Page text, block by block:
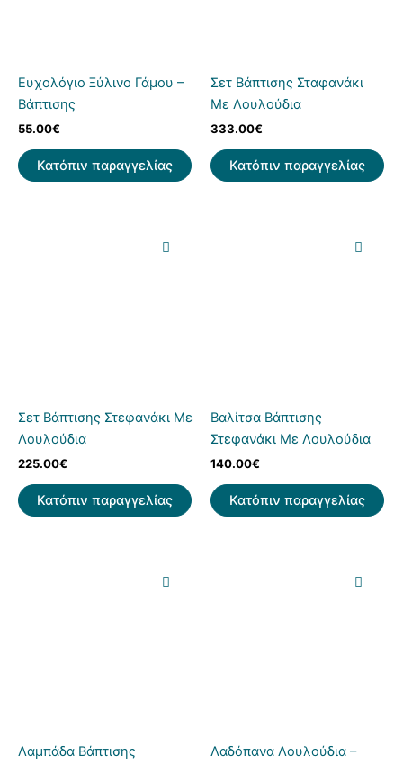
Ευχολόγιο Ξύλινο Γάμου –
Βάπτισης
55.00€
Κατόπιν παραγγελίας
Σετ Βάπτισης Σταφανάκι
Με Λουλούδια
333.00€
Κατόπιν παραγγελίας
Σετ Βάπτισης Στεφανάκι Με
Λουλούδια
225.00€
Κατόπιν παραγγελίας
Βαλίτσα Βάπτισης
Στεφανάκι Με Λουλούδια
140.00€
Κατόπιν παραγγελίας
Λαμπάδα Βάπτισης
Λαδόπανα Λουλούδια –